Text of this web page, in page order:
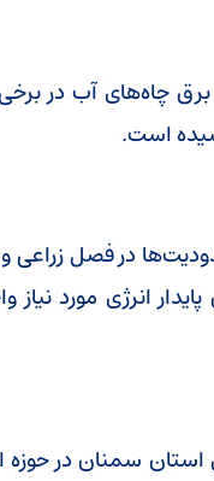
چاه‌های آب در
است.
در فصل زراعی
انرژی مورد
سمنان در حوزه
را
قالیباف:
استراتژی